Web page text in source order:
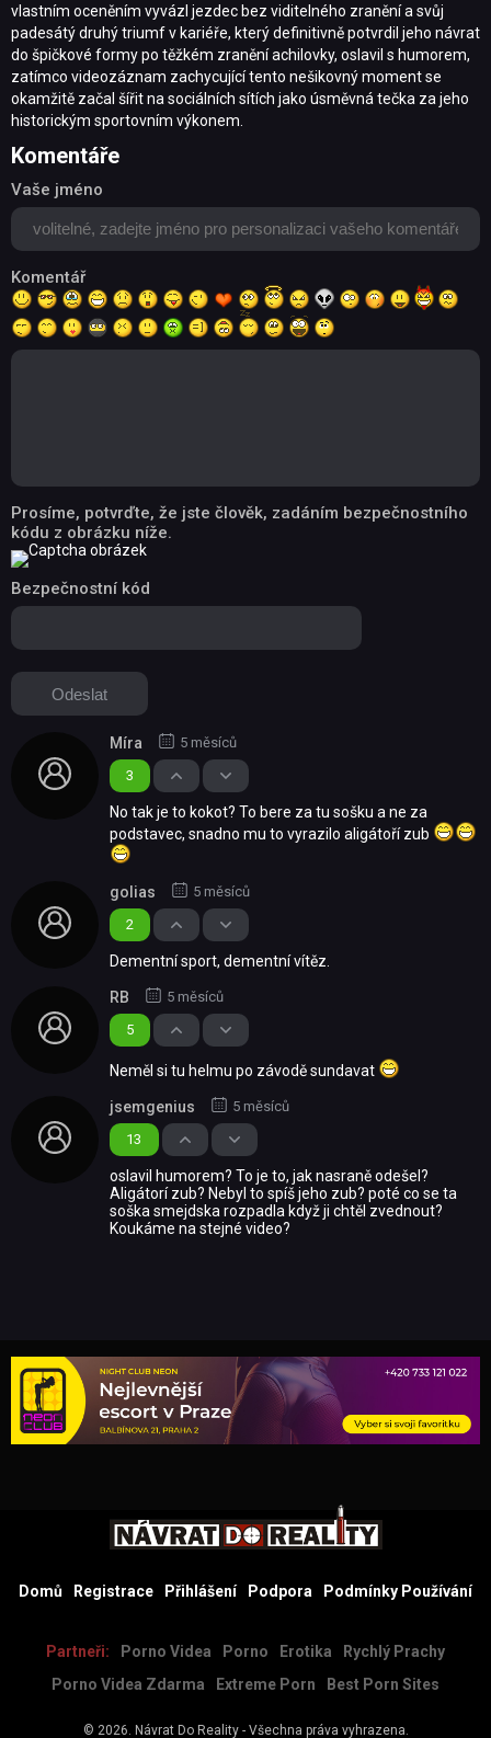
vlastním oceněním vyvázl jezdec bez viditelného zranění a svůj
padesátý druhý triumf v kariéře, který definitivně potvrdil jeho návrat
do špičkové formy po těžkém zranění achilovky, oslavil s humorem,
zatímco videozáznam zachycující tento nešikovný moment se
okamžitě začal šířit na sociálních sítích jako úsměvná tečka za jeho
historickým sportovním výkonem.
Komentáře
Vaše jméno
Komentář
Prosíme, potvrďte, že jste člověk, zadáním bezpečnostního
kódu z obrázku níže.
Bezpečnostní kód
3
Míra 5 měsíců
No tak je to kokot? To bere za tu sošku a ne za
podstavec, snadno mu to vyrazilo aligátoří zub
2
golias 5 měsíců
Dementní sport, dementní vítěz.
5
RB 5 měsíců
Neměl si tu helmu po závodě sundavat
13
jsemgenius 5 měsíců
oslavil humorem? To je to, jak nasraně odešel?
Aligátorí zub? Nebyl to spíš jeho zub? poté co se ta
soška smejdska rozpadla když ji chtěl zvednout?
Koukáme na stejné video?
Domů Registrace Přihlášení Podpora Podmínky Používání
Partneři: Porno Videa Porno Erotika
Rychlý Prachy
Porno Videa Zdarma
Extreme Porn Best Porn Sites
© 2026. Návrat Do Reality- Všechna práva vyhrazena.